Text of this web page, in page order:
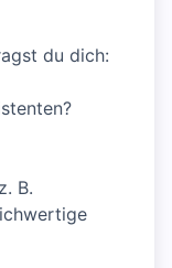
du dich:
B.